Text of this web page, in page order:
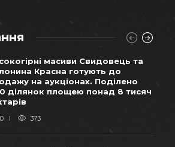
масиви Свидовець та
Красна готують до
на аукціонах. Поділено
ділянок площею понад 8 тисяч
0 373